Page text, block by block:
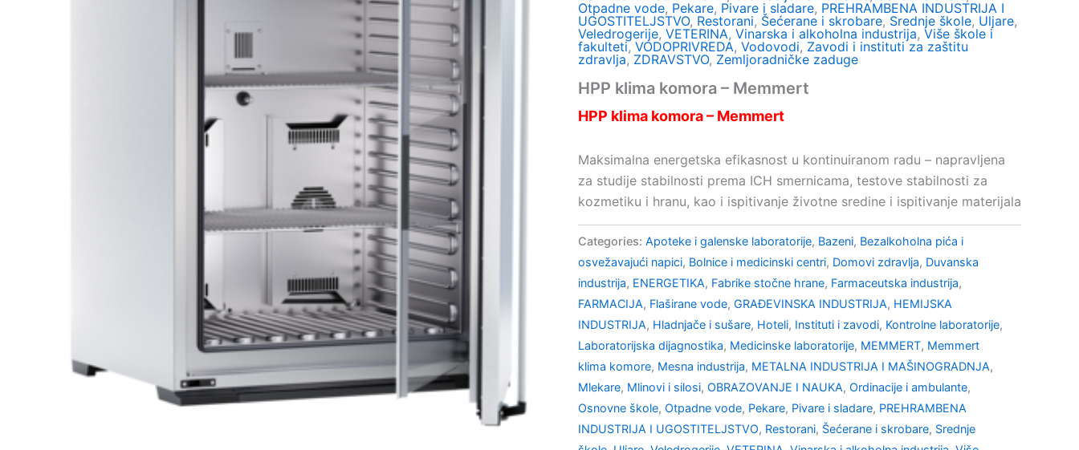
Otpadne vode, Pekare, Pivare i sladare, PREHRAMBENA INDUSTRIJA I
UGOSTITELJSTVO, Restorani, Šećerane i skrobare, Srednje škole, Uljare,
Veledrogerije, VETERINA, Vinarska i alkoholna industrija, Više škole i
fakulteti, VODOPRIVREDA, Vodovodi, Zavodi i instituti za zaštitu
zdravlja, ZDRAVSTVO, Zemljoradničke zaduge
HPP klima komora – Memmert
HPP klima komora – Memmert
Maksimalna energetska efikasnost u kontinuiranom radu – napravljena
za studije stabilnosti prema ICH smernicama, testove stabilnosti za
kozmetiku i hranu, kao i ispitivanje životne sredine i ispitivanje materijala
Categories: Apoteke i galenske laboratorije, Bazeni, Bezalkoholna pića i
osvežavajući napici, Bolnice i medicinski centri, Domovi zdravlja, Duvanska
industrija, ENERGETIKA, Fabrike stočne hrane, Farmaceutska industrija,
FARMACIJA, Flaširane vode, GRAĐEVINSKA INDUSTRIJA, HEMIJSKA
INDUSTRIJA, Hladnjače i sušare, Hoteli, Instituti i zavodi, Kontrolne laboratorije,
Laboratorijska dijagnostika, Medicinske laboratorije, MEMMERT, Memmert
klima komore, Mesna industrija, METALNA INDUSTRIJA I MAŠINOGRADNJA,
Mlekare, Mlinovi i silosi, OBRAZOVANJE I NAUKA, Ordinacije i ambulante,
Osnovne škole, Otpadne vode, Pekare, Pivare i sladare, PREHRAMBENA
INDUSTRIJA I UGOSTITELJSTVO, Restorani, Šećerane i skrobare, Srednje